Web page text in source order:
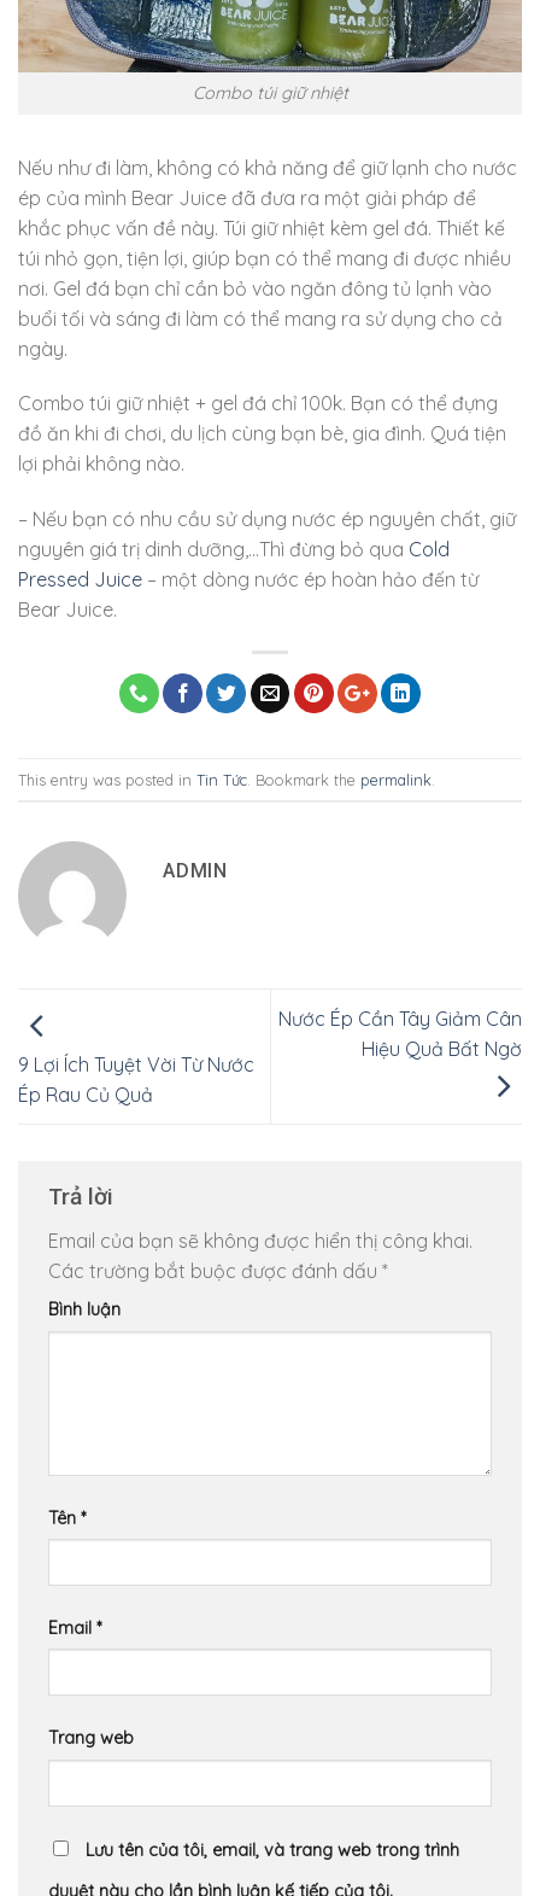
Combo túi giữ nhiệt
Nếu như đi làm, không có khả năng để giữ lạnh cho nước
ép của mình Bear Juice đã đưa ra một giải pháp để
khắc phục vấn đề này. Túi giữ nhiệt kèm gel đá. Thiết kế
túi nhỏ gọn, tiện lợi, giúp bạn có thể mang đi được nhiều
nơi. Gel đá bạn chỉ cần bỏ vào ngăn đông tủ lạnh vào
buổi tối và sáng đi làm có thể mang ra sử dụng cho cả
ngày.
Combo túi giữ nhiệt + gel đá chỉ 100k. Bạn có thể đựng
đồ ăn khi đi chơi, du lịch cùng bạn bè, gia đình. Quá tiện
lợi phải không nào.
– Nếu bạn có nhu cầu sử dụng nước ép nguyên chất, giữ
nguyên giá trị dinh dưỡng,…Thì đừng bỏ qua Cold
Pressed Juice – một dòng nước ép hoàn hảo đến từ
Bear Juice.
This entry was posted in Tin Tức . Bookmark the permalink
ADMIN
9 Lợi Ích Tuyệt Vời Từ Nước
Ép Rau Củ Quả
Nước Ép Cần Tây Giảm Cân
Hiệu Quả Bất Ngờ
Trả lời
Email của bạn sẽ không được hiển thị công khai.
Các trường bắt buộc được đánh dấu *
Bình luận
Tên *
Email *
Trang web
Lưu tên của tôi, email, và trang web trong trình
duyệt này cho lần bình luận kế tiếp của tôi.